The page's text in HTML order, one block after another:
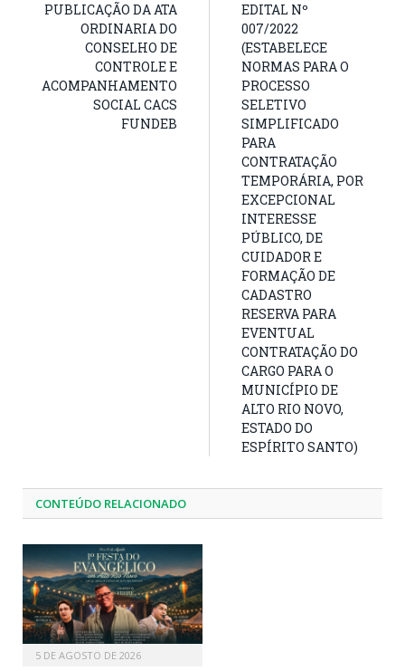
PUBLICAÇÃO DA ATA
ORDINARIA DO
CONSELHO DE
CONTROLE E
ACOMPANHAMENTO
SOCIAL CACS
FUNDEB
EDITAL Nº
007/2022
(ESTABELECE
NORMAS PARA O
PROCESSO
SELETIVO
SIMPLIFICADO
PARA
CONTRATAÇÃO
TEMPORÁRIA, POR
EXCEPCIONAL
INTERESSE
PÚBLICO, DE
CUIDADOR E
FORMAÇÃO DE
CADASTRO
RESERVA PARA
EVENTUAL
CONTRATAÇÃO DO
CARGO PARA O
MUNICÍPIO DE
ALTO RIO NOVO,
ESTADO DO
ESPÍRITO SANTO)
CONTEÚDO RELACIONADO
5 DE AGOSTO DE 2026